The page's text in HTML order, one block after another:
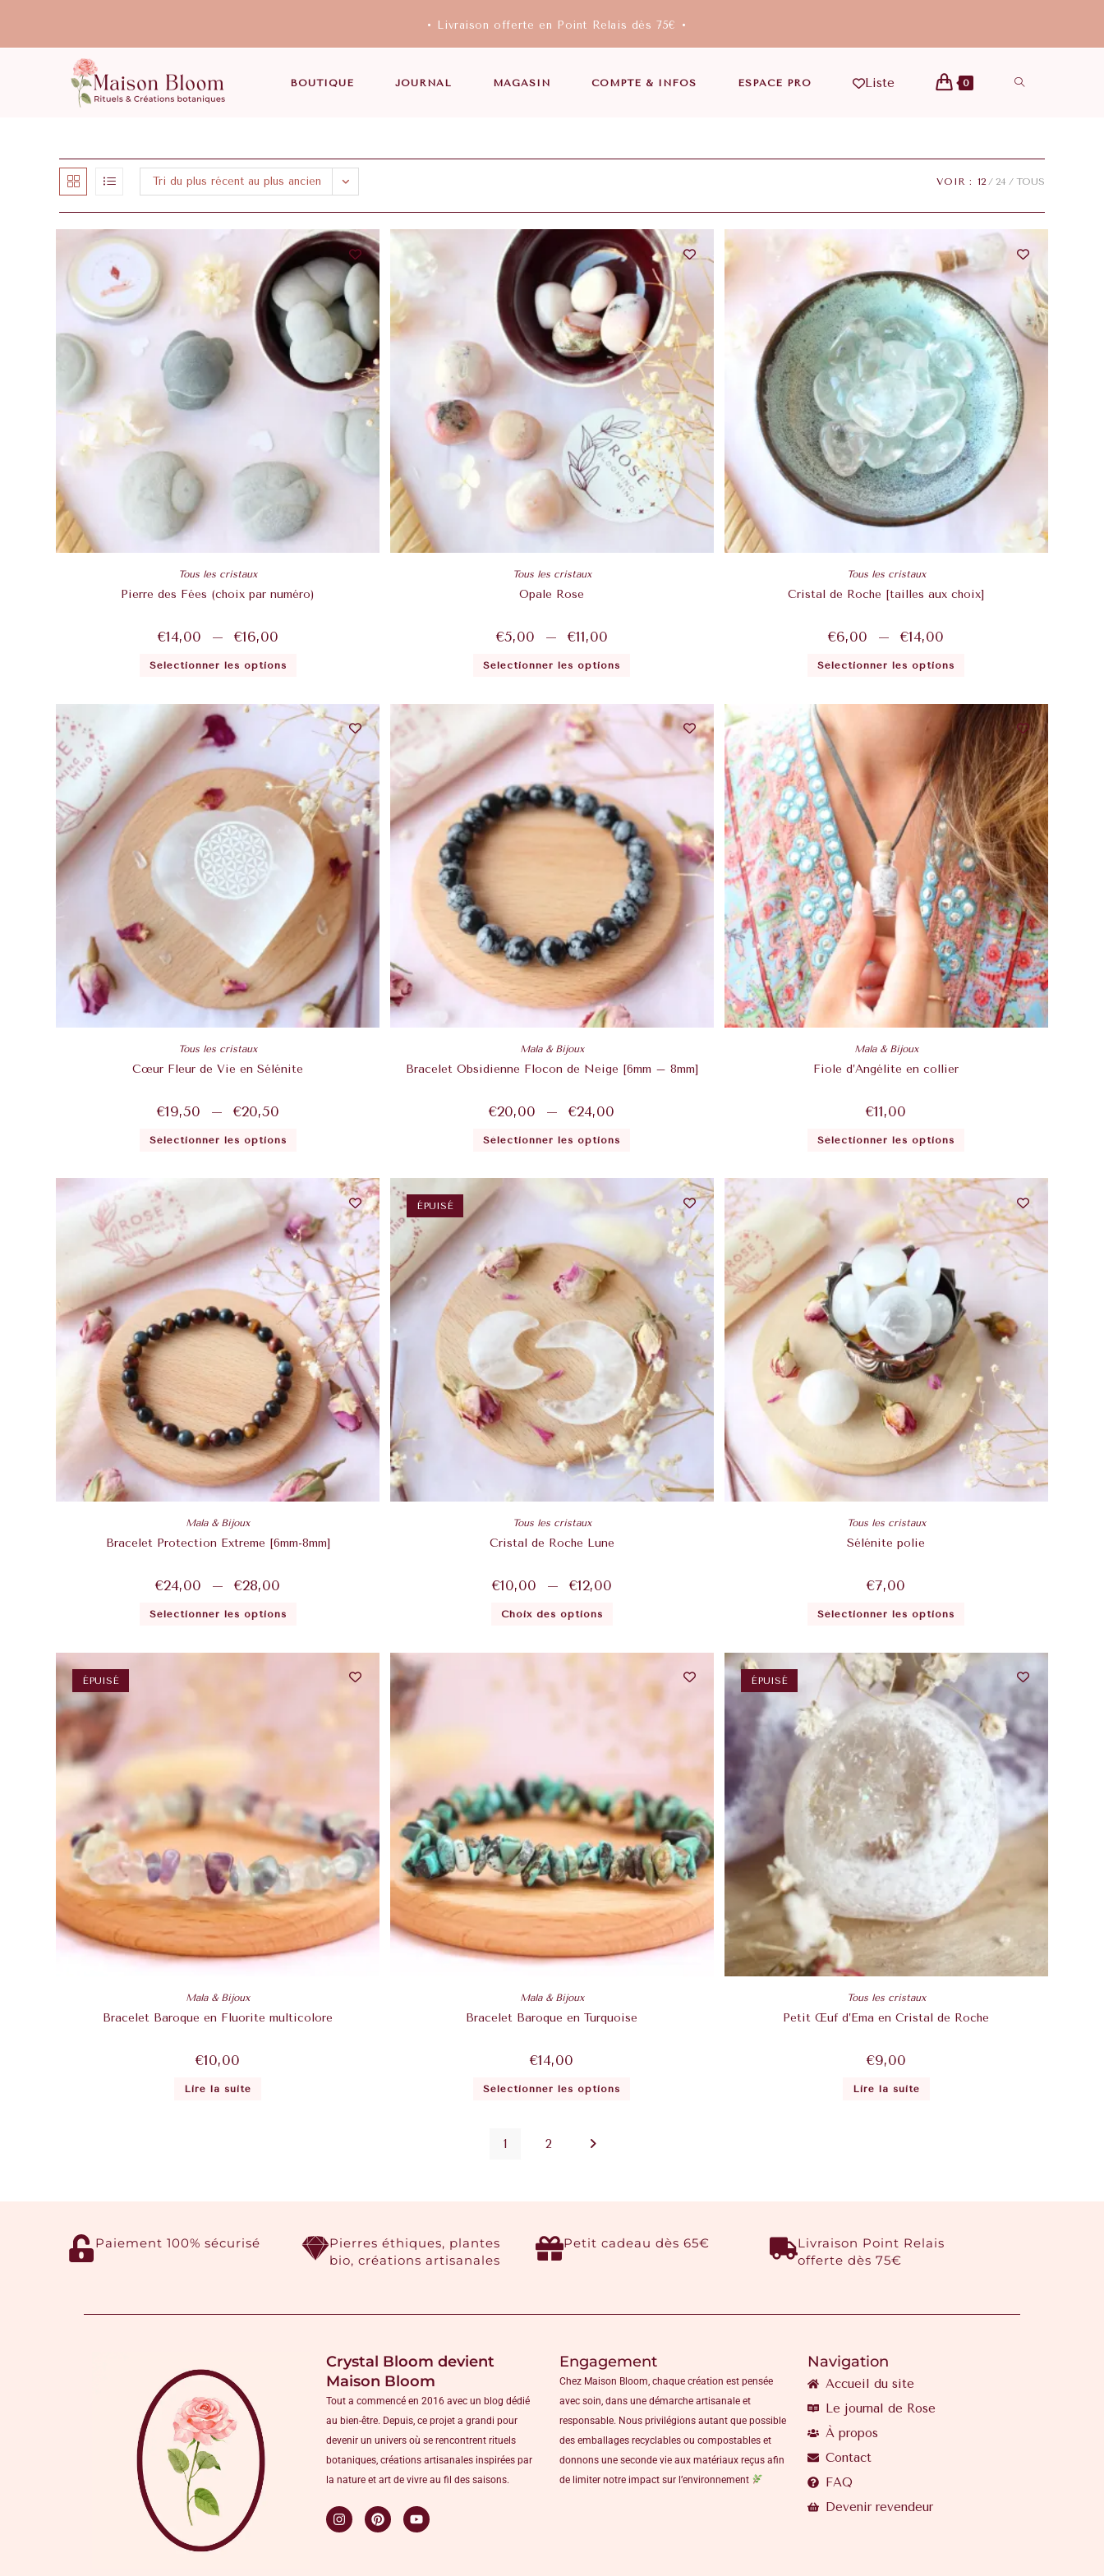
• Livraison offerte en Point Relais dès 75€ •
BOUTIQUE JOURNAL MAGASIN COMPTE & INFOS ESPACE PRO Liste 0
Tri du plus récent au plus ancien VOIR : 12 24 TOUS
Tous les cristaux
Pierre des Fées (choix par numéro)
€14,00 – €16,00
Sélectionner les options
Tous les cristaux
Opale Rose
€5,00 – €11,00
Sélectionner les options
Tous les cristaux
Cristal de Roche [tailles aux choix]
€6,00 – €14,00
Sélectionner les options
Tous les cristaux
Cœur Fleur de Vie en Sélénite
€19,50 – €20,50
Sélectionner les options
Mala & Bijoux
Bracelet Obsidienne Flocon de Neige [6mm – 8mm]
€20,00 – €24,00
Sélectionner les options
Mala & Bijoux
Fiole d’Angélite en collier
€11,00
Sélectionner les options
Mala & Bijoux
Bracelet Protection Extreme [6mm-8mm]
€24,00 – €28,00
Sélectionner les options
ÉPUISÉ
Tous les cristaux
Cristal de Roche Lune
€10,00 – €12,00
Choix des options
Tous les cristaux
Sélénite polie
€7,00
Sélectionner les options
ÉPUISÉ
Mala & Bijoux
Bracelet Baroque en Fluorite multicolore
€10,00
Lire la suite
Mala & Bijoux
Bracelet Baroque en Turquoise
€14,00
Sélectionner les options
ÉPUISÉ
Tous les cristaux
Petit Œuf d’Ema en Cristal de Roche
€9,00
Lire la suite
1 2
Paiement 100% sécurisé
Pierres éthiques, plantes
bio, créations artisanales
Petit cadeau dès 65€
Livraison Point Relais
offerte dès 75€
Crystal Bloom devient
Maison Bloom
Tout a commencé en 2016 avec un blog dédié
au bien-être. Depuis, ce projet a grandi pour
devenir un univers où se rencontrent rituels
botaniques, créations artisanales inspirées par
la nature et art de vivre au fil des saisons.
Engagement
Chez Maison Bloom, chaque création est pensée
avec soin, dans une démarche artisanale et
responsable. Nous privilégions autant que possible
des emballages recyclables ou compostables et
donnons une seconde vie aux matériaux reçus afin
de limiter notre impact sur l’environnement
Navigation
Accueil du site
Le journal de Rose
À propos
Contact
FAQ
Devenir revendeur